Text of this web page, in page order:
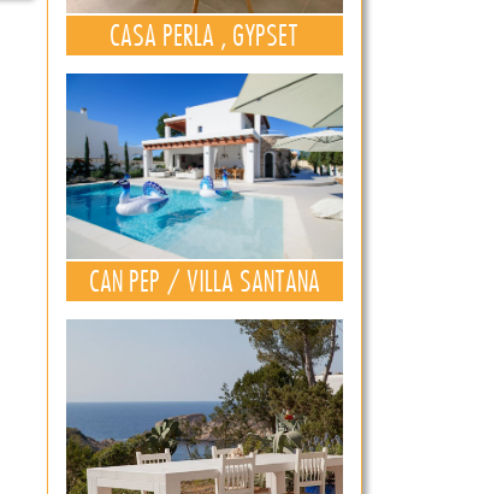
CASA PERLA , GYPSET
CAN PEP / VILLA SANTANA